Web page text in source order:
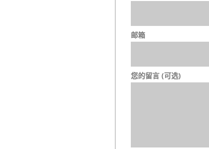
邮箱
您的留言 (可选)